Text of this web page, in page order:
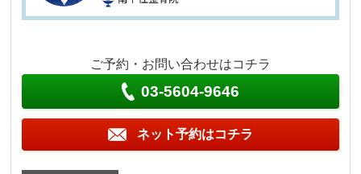
ご予約・お問い合わせはコチラ
03-5604-9646
ネット予約はコチラ